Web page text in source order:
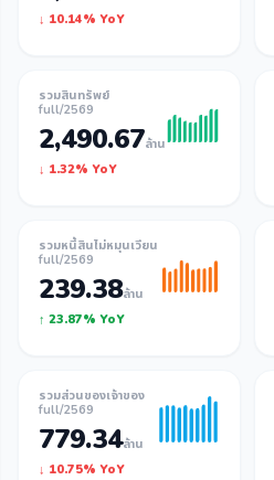
↓ 10.14% YoY
รวมสินทรัพย์
full/2569
2,490.67ล้าน
↓ 1.32% YoY
รวมหนี้สินไม่หมุนเวียน
full/2569
239.38ล้าน
↑ 23.87% YoY
รวมส่วนของเจ้าของ
full/2569
779.34ล้าน
↓ 10.75% YoY